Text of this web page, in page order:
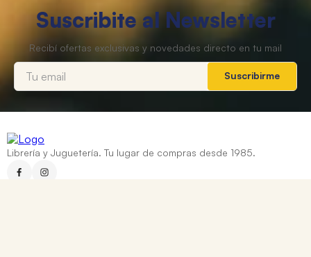
Suscribite al Newsletter
Suscribirme
Librería y Juguetería. Tu lugar de compras desde 1985.